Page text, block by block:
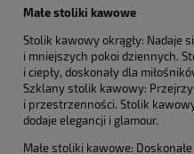
Małe stoliki kawowe
Stolik kawowy okrągły: Nadaje
i mniejszych pokoi dziennych.
i ciepły, doskonały dla
Szklany stolik kawowy:
i przestrzenności. Stolik
dodaje elegancji i glamour.
Małe stoliki kawowe: